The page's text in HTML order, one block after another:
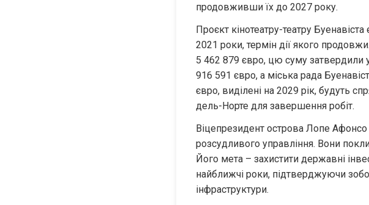
продовживши їх до 2027 року.
Проєкт кінотеатру-театру
2021 роки, термін дії якого
5 462 879 євро, цю суму затвердили
916 591 євро, а міська рада
євро, виділені на 2029 рік, будуть
дель-Норте для завершення робіт.
Віцепрезидент острова Лопе
розсудливого управління. Вони
Його мета – захистити державні
найближчі роки, підтверджуючи
інфраструктури.